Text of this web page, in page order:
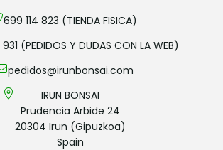
699 114 823 (TIENDA FISICA)
(PEDIDOS Y DUDAS CON LA WEB)
pedidos@irunbonsai.com
IRUN BONSAI
Prudencia Arbide 24
20304 Irun (Gipuzkoa)
Spain